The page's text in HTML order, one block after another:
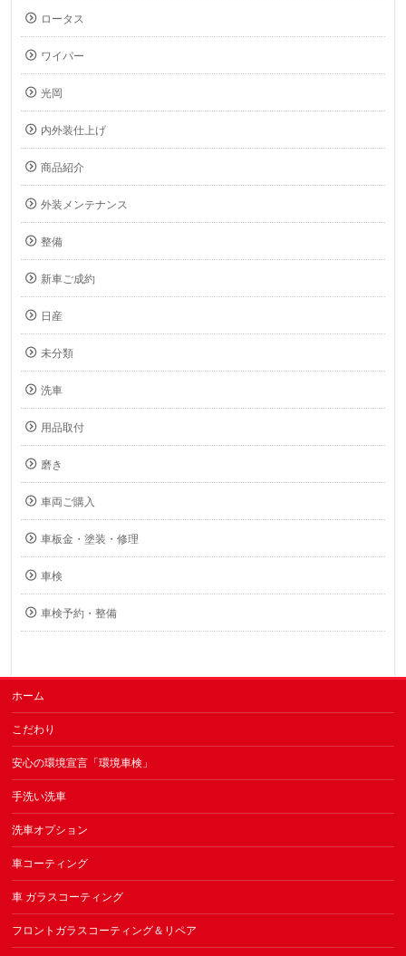
ロータス
ワイパー
光岡
内外装仕上げ
商品紹介
外装メンテナンス
整備
新車ご成約
日産
未分類
洗車
用品取付
磨き
車両ご購入
車板金・塗装・修理
車検
車検予約・整備
ホーム
こだわり
安心の環境宣言「環境車検」
手洗い洗車
洗車オプション
車コーティング
車 ガラスコーティング
フロントガラスコーティング＆リペア